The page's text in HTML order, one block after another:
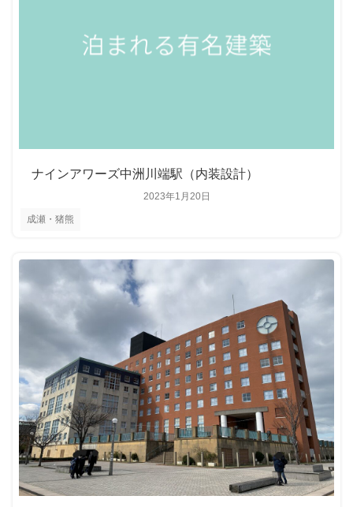
成瀬・猪熊
2023年1月20日
ナインアワーズ中洲川端駅（内装設計）